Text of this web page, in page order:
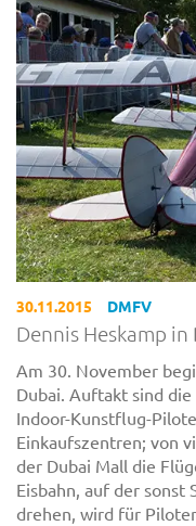
30.11.2015 DMFV
Dennis Heskamp in
Am 30. November
Dubai. Auftakt sind
Indoor-Kunstflug-
Einkaufszentren; von
der Dubai Mall die
Eisbahn, auf der sonst
drehen, wird für